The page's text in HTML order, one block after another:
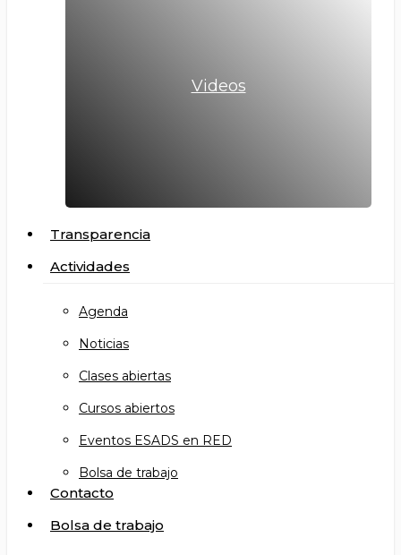
Videos
Transparencia
Actividades
Agenda
Noticias
Clases abiertas
Cursos abiertos
Eventos ESADS en RED
Bolsa de trabajo
Contacto
Bolsa de trabajo